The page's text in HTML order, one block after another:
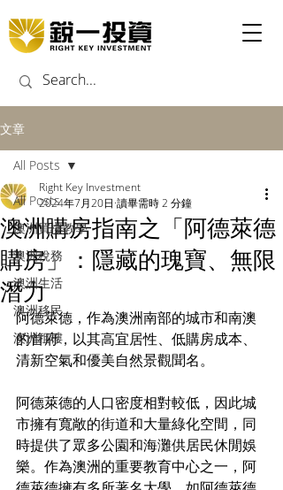
文章
All Posts
澳洲買樓教學
澳洲稅務
澳洲生活
澳洲移民
澳洲租樓
All Posts
澳洲購房指南之「阿德萊德
購房」：隱藏的瑰寶、無限
潛力
Right Key Investment
2024年7月20日 讀畢需時 2 分鐘
阿德萊德，作為澳洲南部的城市和南澳
的首府，以其高宜居性、低購房成本、
清新空氣和優美自然景觀聞名。
阿德萊德的人口密度相對較低，因此城
市擁有寬敞的街道和大量綠化空間，同
時提供了眾多公園和海灘供居民休閒娛
樂。作為澳洲的重要教育中心之一，阿